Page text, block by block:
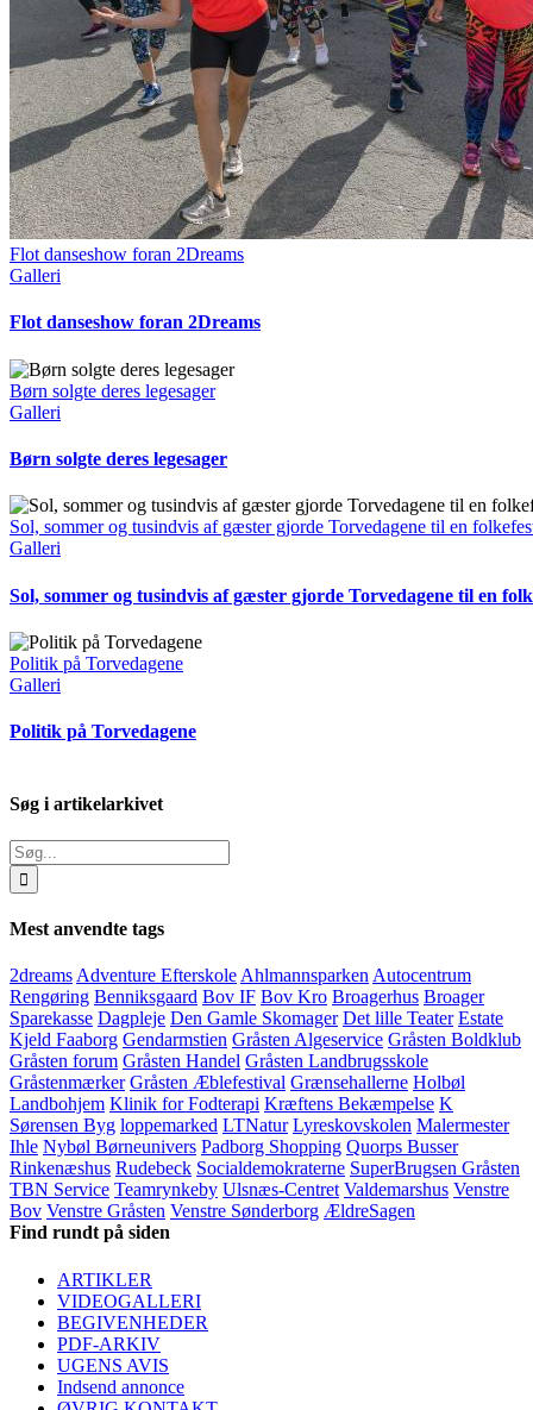
Flot danseshow foran 2Dreams
Galleri
Flot danseshow foran 2Dreams
Børn solgte deres legesager
Galleri
Børn solgte deres legesager
Sol, sommer og tusindvis af gæster gjorde Torvedagene til en
Galleri
Sol, sommer og tusindvis af gæster gjorde Torvedagene til en
Politik på Torvedagene
Galleri
Politik på Torvedagene
Søg i artikelarkivet
Søg
efter:
Mest anvendte tags
2dreamsAdventure EfterskoleAhlmannsparkenAutocentrum
Rengøring Benniksgaard Bov IF Bov Kro Broagerhus Broager
Sparekasse Dagpleje Den Gamle Skomager Det lille Teater Estate
Kjeld Faaborg Gendarmstien Gråsten Algeservice Gråsten Boldklub
Gråsten forum Gråsten Handel Gråsten Landbrugsskole
Gråstenmærker Gråsten Æblefestival Grænsehallerne Holbøl
Landbohjem Klinik for Fodterapi Kræftens Bekæmpelse K
Sørensen Byg loppemarked LTNatur Lyreskovskolen Malermester
Ihle Nybøl Børneunivers Padborg Shopping Quorps Busser
Rinkenæshus Rudebeck Socialdemokraterne SuperBrugsen Gråsten
TBN Service Teamrynkeby Ulsnæs-Centret Valdemarshus Venstre
Bov Venstre Gråsten Venstre Sønderborg ÆldreSagen
Find rundt på siden
ARTIKLER
VIDEOGALLERI
BEGIVENHEDER
PDF-ARKIV
UGENS AVIS
Indsend annonce